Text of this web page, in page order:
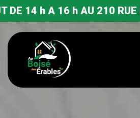
210 RUE DES ÉRABLES